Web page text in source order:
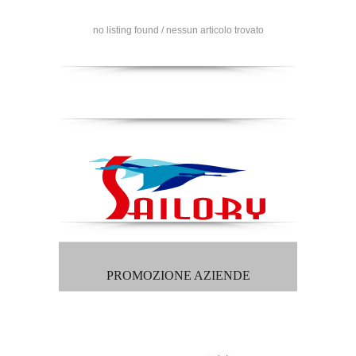
no listing found / nessun articolo trovato
PROMOZIONE AZIENDE